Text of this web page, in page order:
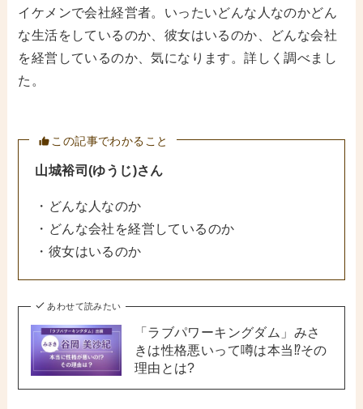
イケメンで会社経営者。いったいどんな人なのかどん
な生活をしているのか、彼女はいるのか、どんな会社
を経営しているのか、気になります。詳しく調べまし
た。
この記事でわかること
山城裕司(ゆうじ)さん
・どんな人なのか
・どんな会社を経営しているのか
・彼女はいるのか
あわせて読みたい
「ラブパワーキングダム」みさ
きは性格悪いって噂は本当⁉その
理由とは?